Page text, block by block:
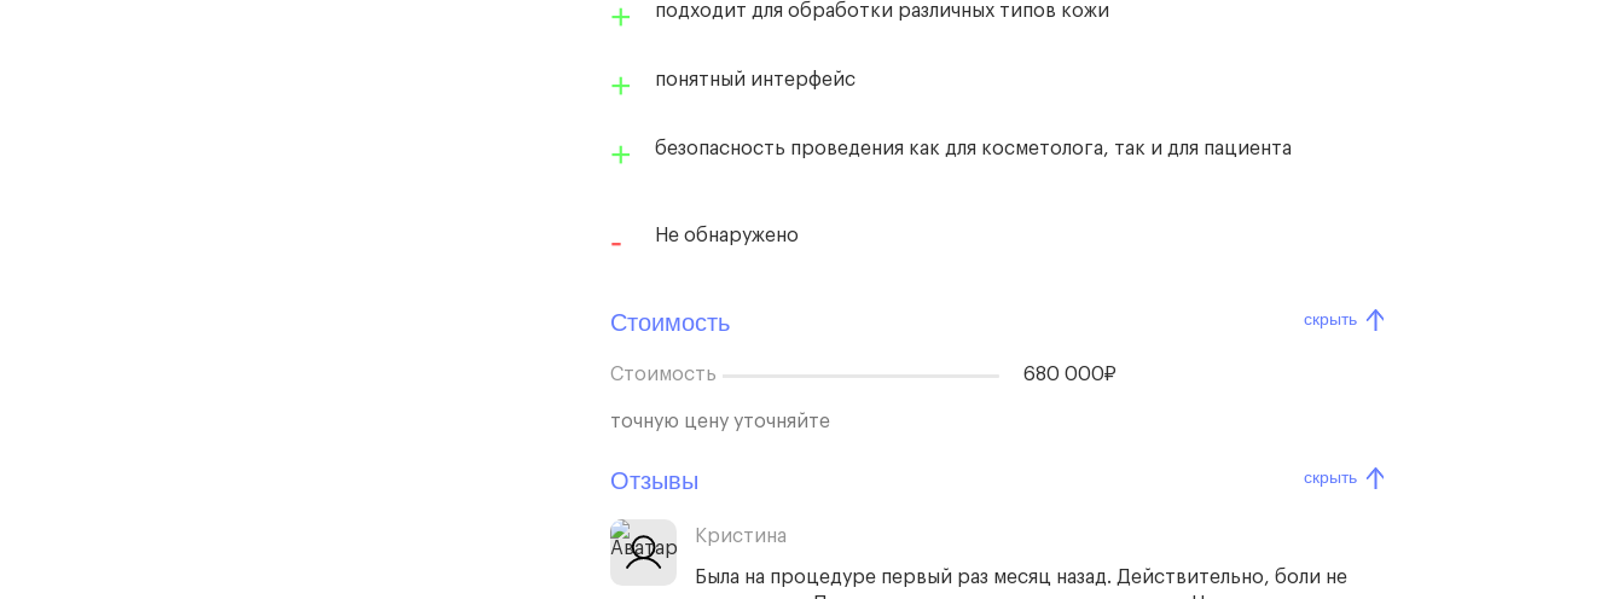
подходит для обработки различных типов кожи
понятный интерфейс
безопасность проведения как для косметолога, так и для пациента
Не обнаружено
Стоимость скрыть
Стоимость 680 000₽
точную цену уточняйте
Отзывы скрыть
Кристина
Была на процедуре первый раз месяц назад. Действительно, боли не